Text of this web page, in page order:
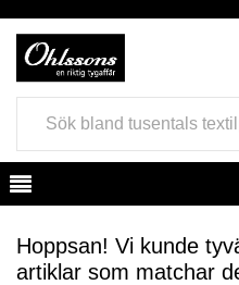
Hoppsan! Vi kunde
artiklar som matchar